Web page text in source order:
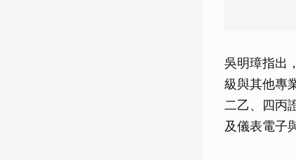
吳明璋指出
級與其他專
二乙、四丙
及儀表電子